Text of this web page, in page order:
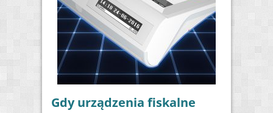
Gdy urządzenia fiskalne